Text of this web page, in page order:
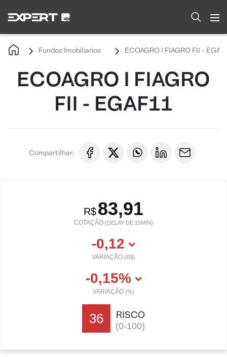
Fundos Imobiliarios ECOAGRO I FIAGRO FII -
ECOAGRO I FIAGRO
FII - EGAF11
Compartilhar:
R$83,91
COTAÇÃO (DELAY DE 15MIN)
-0,12
VARIAÇÃO (R$)
-0,15%
VARIAÇÃO (%)
36 RISCO
(0-100)